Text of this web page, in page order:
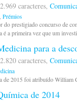
caracteres,
Prémios
prestigiado concurso de
é a primeira vez que um
para a
caracteres,
de 2015 foi atribuído William
de 2014